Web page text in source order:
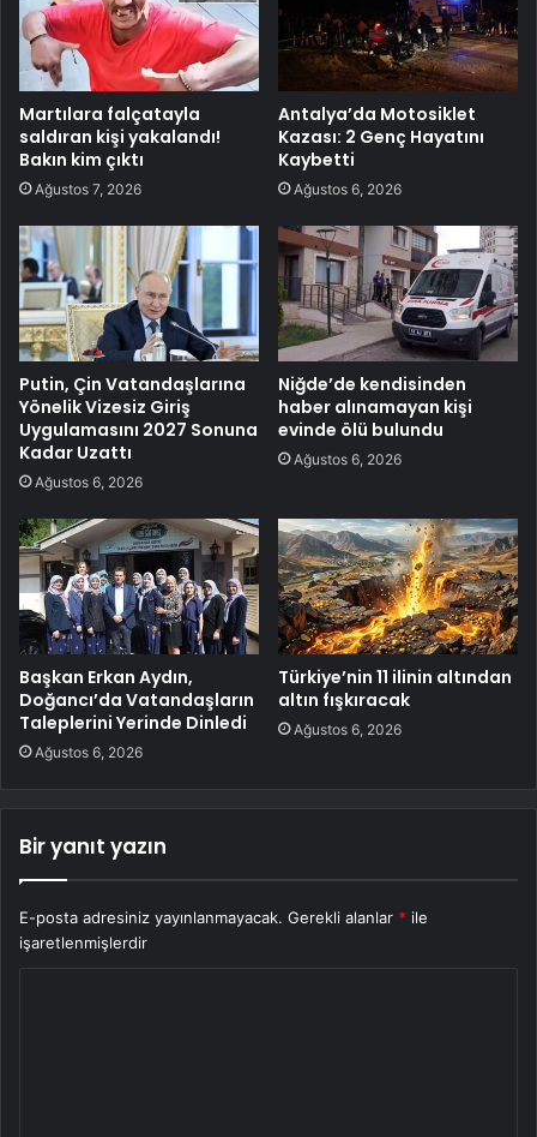
Martılara falçatayla
saldıran kişi yakalandı!
Bakın kim çıktı
Ağustos 7, 2026
Antalya’da Motosiklet
Kazası: 2 Genç Hayatını
Kaybetti
Ağustos 6, 2026
Putin, Çin Vatandaşlarına
Yönelik Vizesiz Giriş
Uygulamasını 2027 Sonuna
Kadar Uzattı
Ağustos 6, 2026
Niğde’de kendisinden
haber alınamayan kişi
evinde ölü bulundu
Ağustos 6, 2026
Başkan Erkan Aydın,
Doğancı’da Vatandaşların
Taleplerini Yerinde Dinledi
Ağustos 6, 2026
Türkiye’nin 11 ilinin altından
altın fışkıracak
Ağustos 6, 2026
Bir yanıt yazın
E-posta adresiniz yayınlanmayacak. Gerekli alanlar * ile
işaretlenmişlerdir